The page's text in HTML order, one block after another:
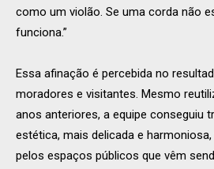
como um violão. Se uma corda não
funciona.”
Essa afinação é percebida no
moradores e visitantes. Mesmo
anos anteriores, a equipe conseguiu
estética, mais delicada e
pelos espaços públicos que vêm